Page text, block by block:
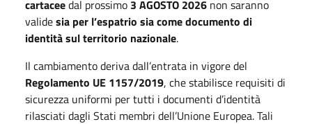
cartaceedal prossimo 3 AGOSTO 2026 non saranno
validesia per l’espatrio sia come documento di
identità sul territorio nazionale.
Il cambiamento deriva dall’entrata in vigore del
Regolamento UE 1157/2019, che stabilisce requisiti di
sicurezza uniformi per tutti i documenti d’identità
rilasciati dagli Stati membri dell’Unione Europea. Tali